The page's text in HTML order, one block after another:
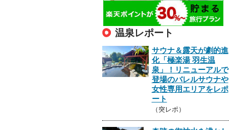
温泉レポート
サウナ＆露天が劇的進
化「極楽湯 羽生温
泉」！リニューアルで
登場のバレルサウナや
女性専用エリアをレポ
ート
（突レポ）